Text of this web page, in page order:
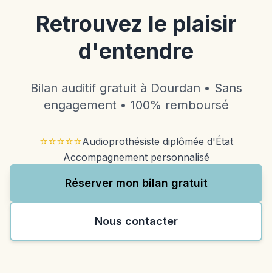
Retrouvez le plaisir
d'entendre
Bilan auditif gratuit à Dourdan • Sans
engagement • 100% remboursé
⭐⭐⭐⭐⭐Audioprothésiste diplômée d'État
Accompagnement personnalisé
Réserver mon bilan gratuit
Nous contacter